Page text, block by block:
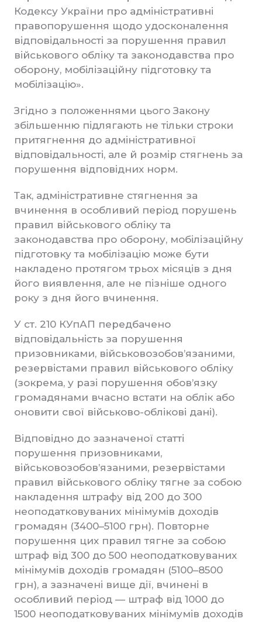
Кодексу України про адміністративні
правопорушення щодо удосконалення
відповідальності за порушення правил
військового обліку та законодавства про
оборону, мобілізаційну підготовку та
мобілізацію».
Згідно з положеннями цього Закону
збільшенню підлягають не тільки строки
притягнення до адміністративної
відповідальності, але й розмір стягнень за
порушення відповідних норм.
Так, адміністративне стягнення за
вчинення в особливий період порушень
правил військового обліку та
законодавства про оборону, мобілізаційну
підготовку та мобілізацію може бути
накладено протягом трьох місяців з дня
його виявлення, але не пізніше одного
року з дня його вчинення.
У ст. 210 КУпАП передбачено
відповідальність за порушення
призовниками, військовозобов’язаними,
резервістами правил військового обліку
(зокрема, у разі порушення обов’язку
громадянами вчасно встати на облік або
оновити свої військово-облікові дані).
Відповідно до зазначеної статті
порушення призовниками,
військовозобов’язаними, резервістами
правил військового обліку тягне за собою
накладення штрафу від 200 до 300
неоподатковуваних мінімумів доходів
громадян (3400–5100 грн). Повторне
порушення цих правил тягне за собою
штраф від 300 до 500 неоподатковуваних
мінімумів доходів громадян (5100–8500
грн), а зазначені вище дії, вчинені в
особливий період — штраф від 1000 до
1500 неоподатковуваних мінімумів доходів